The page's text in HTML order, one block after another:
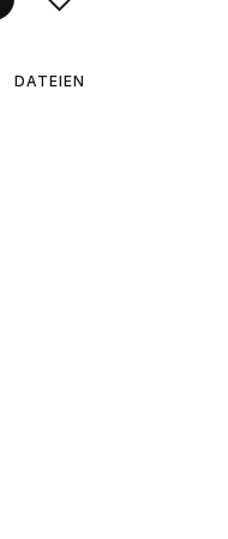
DATEIEN